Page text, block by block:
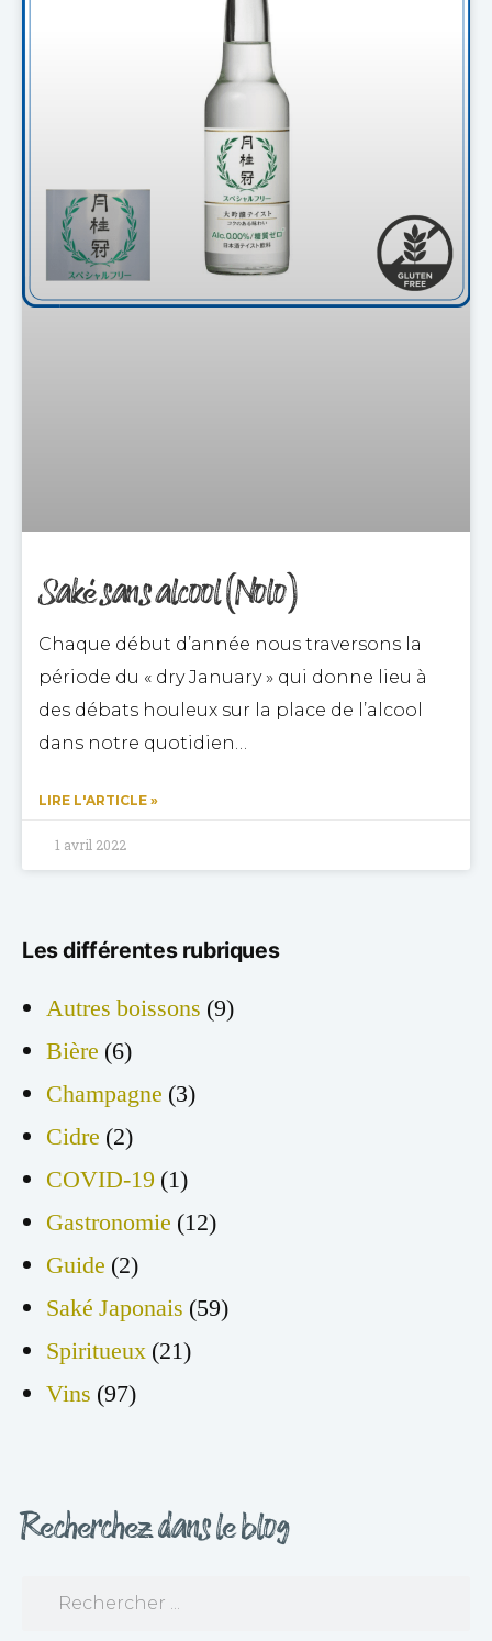
Saké sans alcool (Nolo)
Chaque début d’année nous traversons la
période du « dry January » qui donne lieu à
des débats houleux sur la place de l’alcool
dans notre quotidien…
LIRE L'ARTICLE »
1 avril 2022
Les différentes rubriques
Autres boissons (9)
Bière (6)
Champagne (3)
Cidre (2)
COVID-19 (1)
Gastronomie (12)
Guide (2)
Saké Japonais (59)
Spiritueux (21)
Vins (97)
Recherchez dans le blog